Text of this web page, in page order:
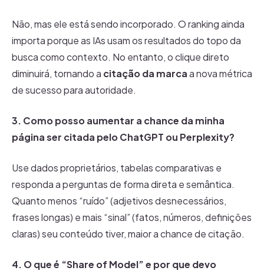
Não, mas ele está sendo incorporado. O ranking ainda
importa porque as IAs usam os resultados do topo da
busca como contexto. No entanto, o clique direto
diminuirá, tornando a citação da marcaa nova métrica
de sucesso para autoridade.
3. Como posso aumentar a chance da minha
página ser citada pelo ChatGPT ou Perplexity?
Use dados proprietários, tabelas comparativas e
responda a perguntas de forma direta e semântica.
Quanto menos “ruído” (adjetivos desnecessários,
frases longas) e mais “sinal” (fatos, números, definições
claras) seu conteúdo tiver, maior a chance de citação.
4. O que é “Share of Model” e por que devo